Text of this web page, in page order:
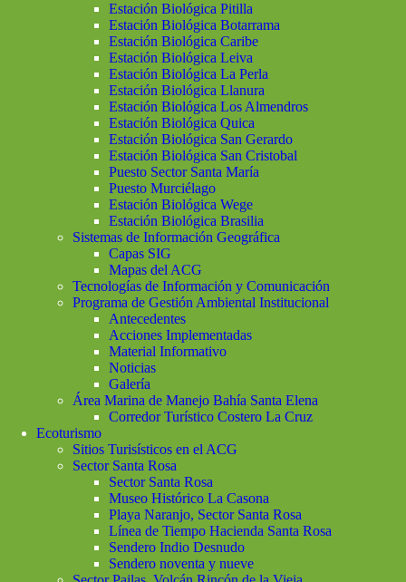
Estación Biológica Pitilla
Estación Biológica Botarrama
Estación Biológica Caribe
Estación Biológica Leiva
Estación Biológica La Perla
Estación Biológica Llanura
Estación Biológica Los Almendros
Estación Biológica Quica
Estación Biológica San Gerardo
Estación Biológica San Cristobal
Puesto Sector Santa María
Puesto Murciélago
Estación Biológica Wege
Estación Biológica Brasilia
Sistemas de Información Geográfica
Capas SIG
Mapas del ACG
Tecnologías de Información y Comunicación
Programa de Gestión Ambiental Institucional
Antecedentes
Acciones Implementadas
Material Informativo
Noticias
Galería
Área Marina de Manejo Bahía Santa Elena
Corredor Turístico Costero La Cruz
Ecoturismo
Sitios Turisísticos en el ACG
Sector Santa Rosa
Sector Santa Rosa
Museo Histórico La Casona
Playa Naranjo, Sector Santa Rosa
Línea de Tiempo Hacienda Santa Rosa
Sendero Indio Desnudo
Sendero noventa y nueve